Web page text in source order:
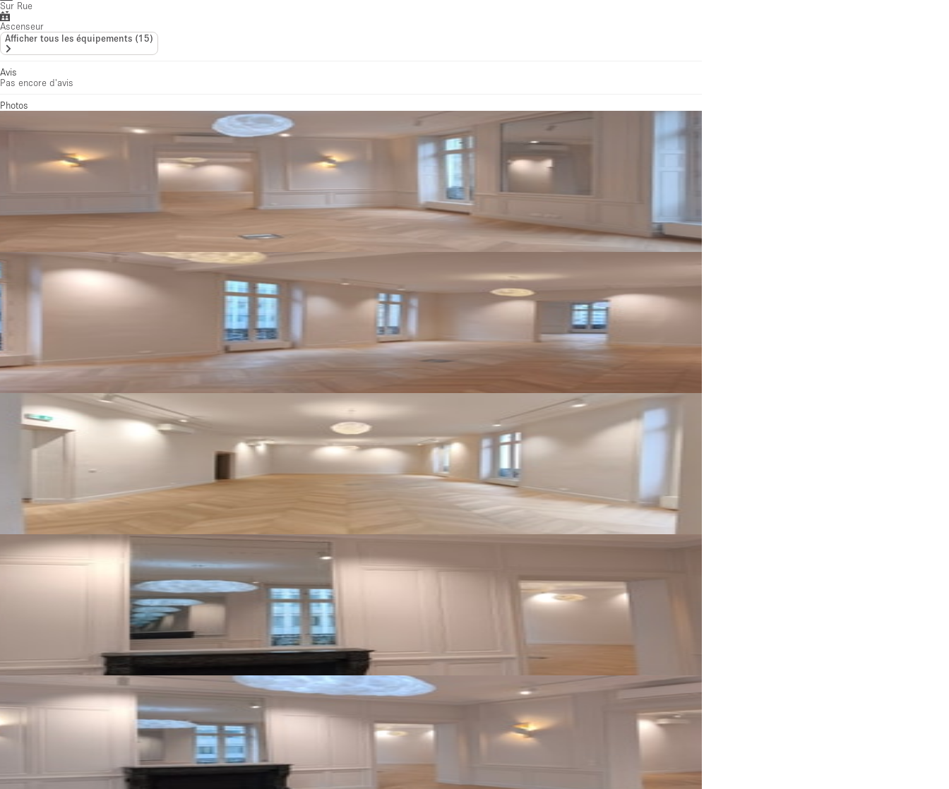
Sur Rue
Ascenseur
Afficher tous les équipements (15)
Avis
Pas encore d'avis
Photos